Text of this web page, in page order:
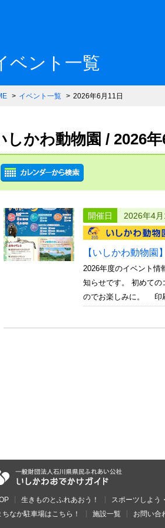
般財団法人石川
ベント一覧
イベント一覧 2026年6月11日
しかわ動物園 / 2026
開催日 2026年4
【いしかわ動物園
2026年度のイベント情
知らせです。 初めての
のでお楽しみに。 印
生きものとふれあおう！ スポーツしよう
ちなか駐車場はこちら！
施設一覧 お問い合